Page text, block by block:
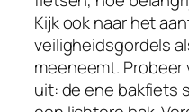
Kijk ook naar het
veiligheidsgordels
meeneemt.
uit: de ene bakfiets